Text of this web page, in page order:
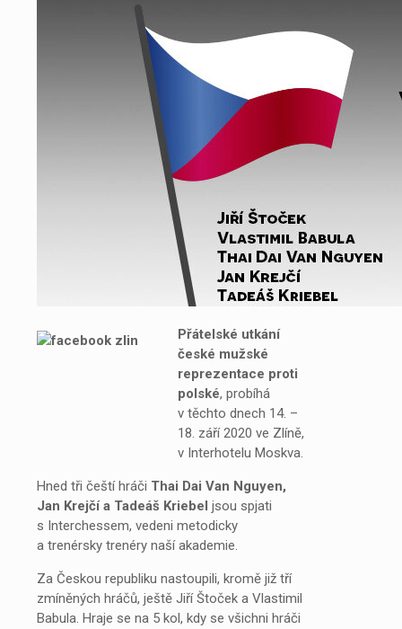
Přátelské utkání
české mužské
reprezentace proti
polské, probíhá
v těchto dnech 14. –
18. září 2020 ve Zlíně,
v Interhotelu Moskva.
Hned tři čeští hráči Thai Dai Van Nguyen,
Jan Krejčí a Tadeáš Kriebel jsou spjati
s Interchessem, vedeni metodicky
a trenérsky trenéry naší akademie.
Za Českou republiku nastoupili, kromě již tří
zmíněných hráčů, ještě Jiří Štoček a Vlastimil
Babula. Hraje se na 5 kol, kdy se všichni hráči